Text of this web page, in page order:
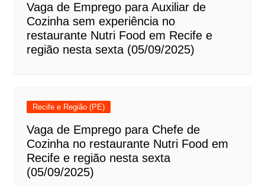
Vaga de Emprego para Auxiliar de
Cozinha sem experiência no
restaurante Nutri Food em Recife e
região nesta sexta (05/09/2025)
Recife e Região (PE)
Vaga de Emprego para Chefe de
Cozinha no restaurante Nutri Food em
Recife e região nesta sexta
(05/09/2025)